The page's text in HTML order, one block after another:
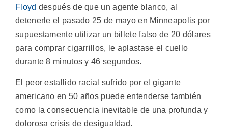
Floyd después de que un agente blanco, al
detenerle el pasado 25 de mayo en Minneapolis por
supuestamente utilizar un billete falso de 20 dólares
para comprar cigarrillos, le aplastase el cuello
durante 8 minutos y 46 segundos.
El peor estallido racial sufrido por el gigante
americano en 50 años puede entenderse también
como la consecuencia inevitable de una profunda y
dolorosa crisis de desigualdad.